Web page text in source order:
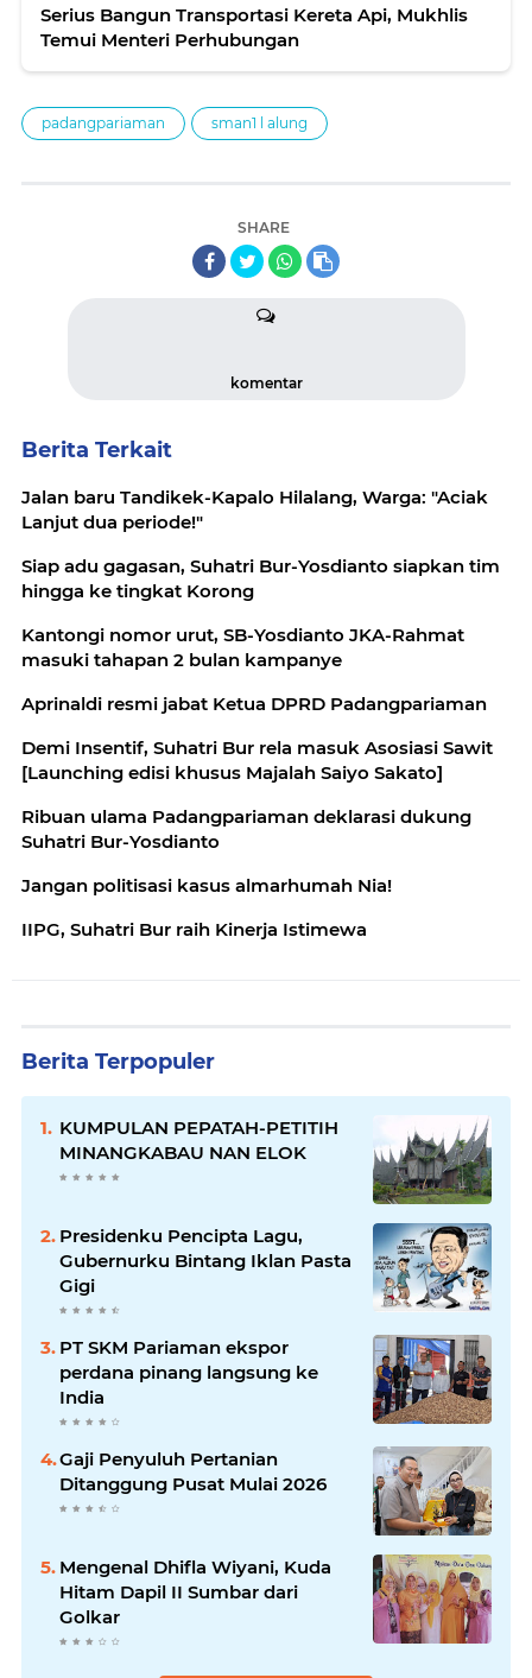
Serius Bangun Transportasi Kereta Api, Mukhlis
Temui Menteri Perhubungan
padangpariaman sman1 l alung
SHARE
komentar
Berita Terkait
Jalan baru Tandikek-Kapalo Hilalang, Warga: "Aciak
Lanjut dua periode!"
Siap adu gagasan, Suhatri Bur-Yosdianto siapkan tim
hingga ke tingkat Korong
Kantongi nomor urut, SB-Yosdianto JKA-Rahmat
masuki tahapan 2 bulan kampanye
Aprinaldi resmi jabat Ketua DPRD Padangpariaman
Demi Insentif, Suhatri Bur rela masuk Asosiasi Sawit
[Launching edisi khusus Majalah Saiyo Sakato]
Ribuan ulama Padangpariaman deklarasi dukung
Suhatri Bur-Yosdianto
Jangan politisasi kasus almarhumah Nia!
IIPG, Suhatri Bur raih Kinerja Istimewa
Berita Terpopuler
KUMPULAN PEPATAH-PETITIH
MINANGKABAU NAN ELOK
Presidenku Pencipta Lagu,
Gubernurku Bintang Iklan Pasta
Gigi
PT SKM Pariaman ekspor
perdana pinang langsung ke
India
Gaji Penyuluh Pertanian
Ditanggung Pusat Mulai 2026
Mengenal Dhifla Wiyani, Kuda
Hitam Dapil II Sumbar dari
Golkar